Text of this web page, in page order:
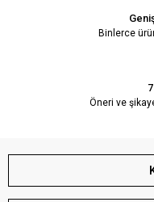
Binlerce
Öneri ve